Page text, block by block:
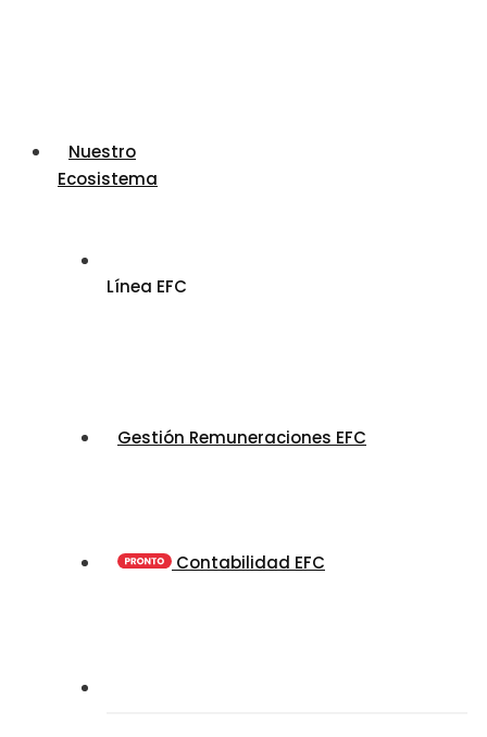
Nuestro
Ecosistema
Línea EFC
Gestión Remuneraciones EFC
Contabilidad EFC